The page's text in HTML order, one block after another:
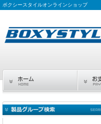
ボクシースタイルオンラインショップ